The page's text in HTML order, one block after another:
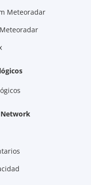
Meteoradar
Network